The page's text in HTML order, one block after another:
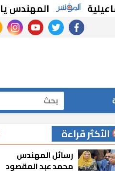
المهندس ياسر
facebook
twitter
youtube
بحث
الأكثر قراءة
رسائل المهندس
محمد عبد المقصود